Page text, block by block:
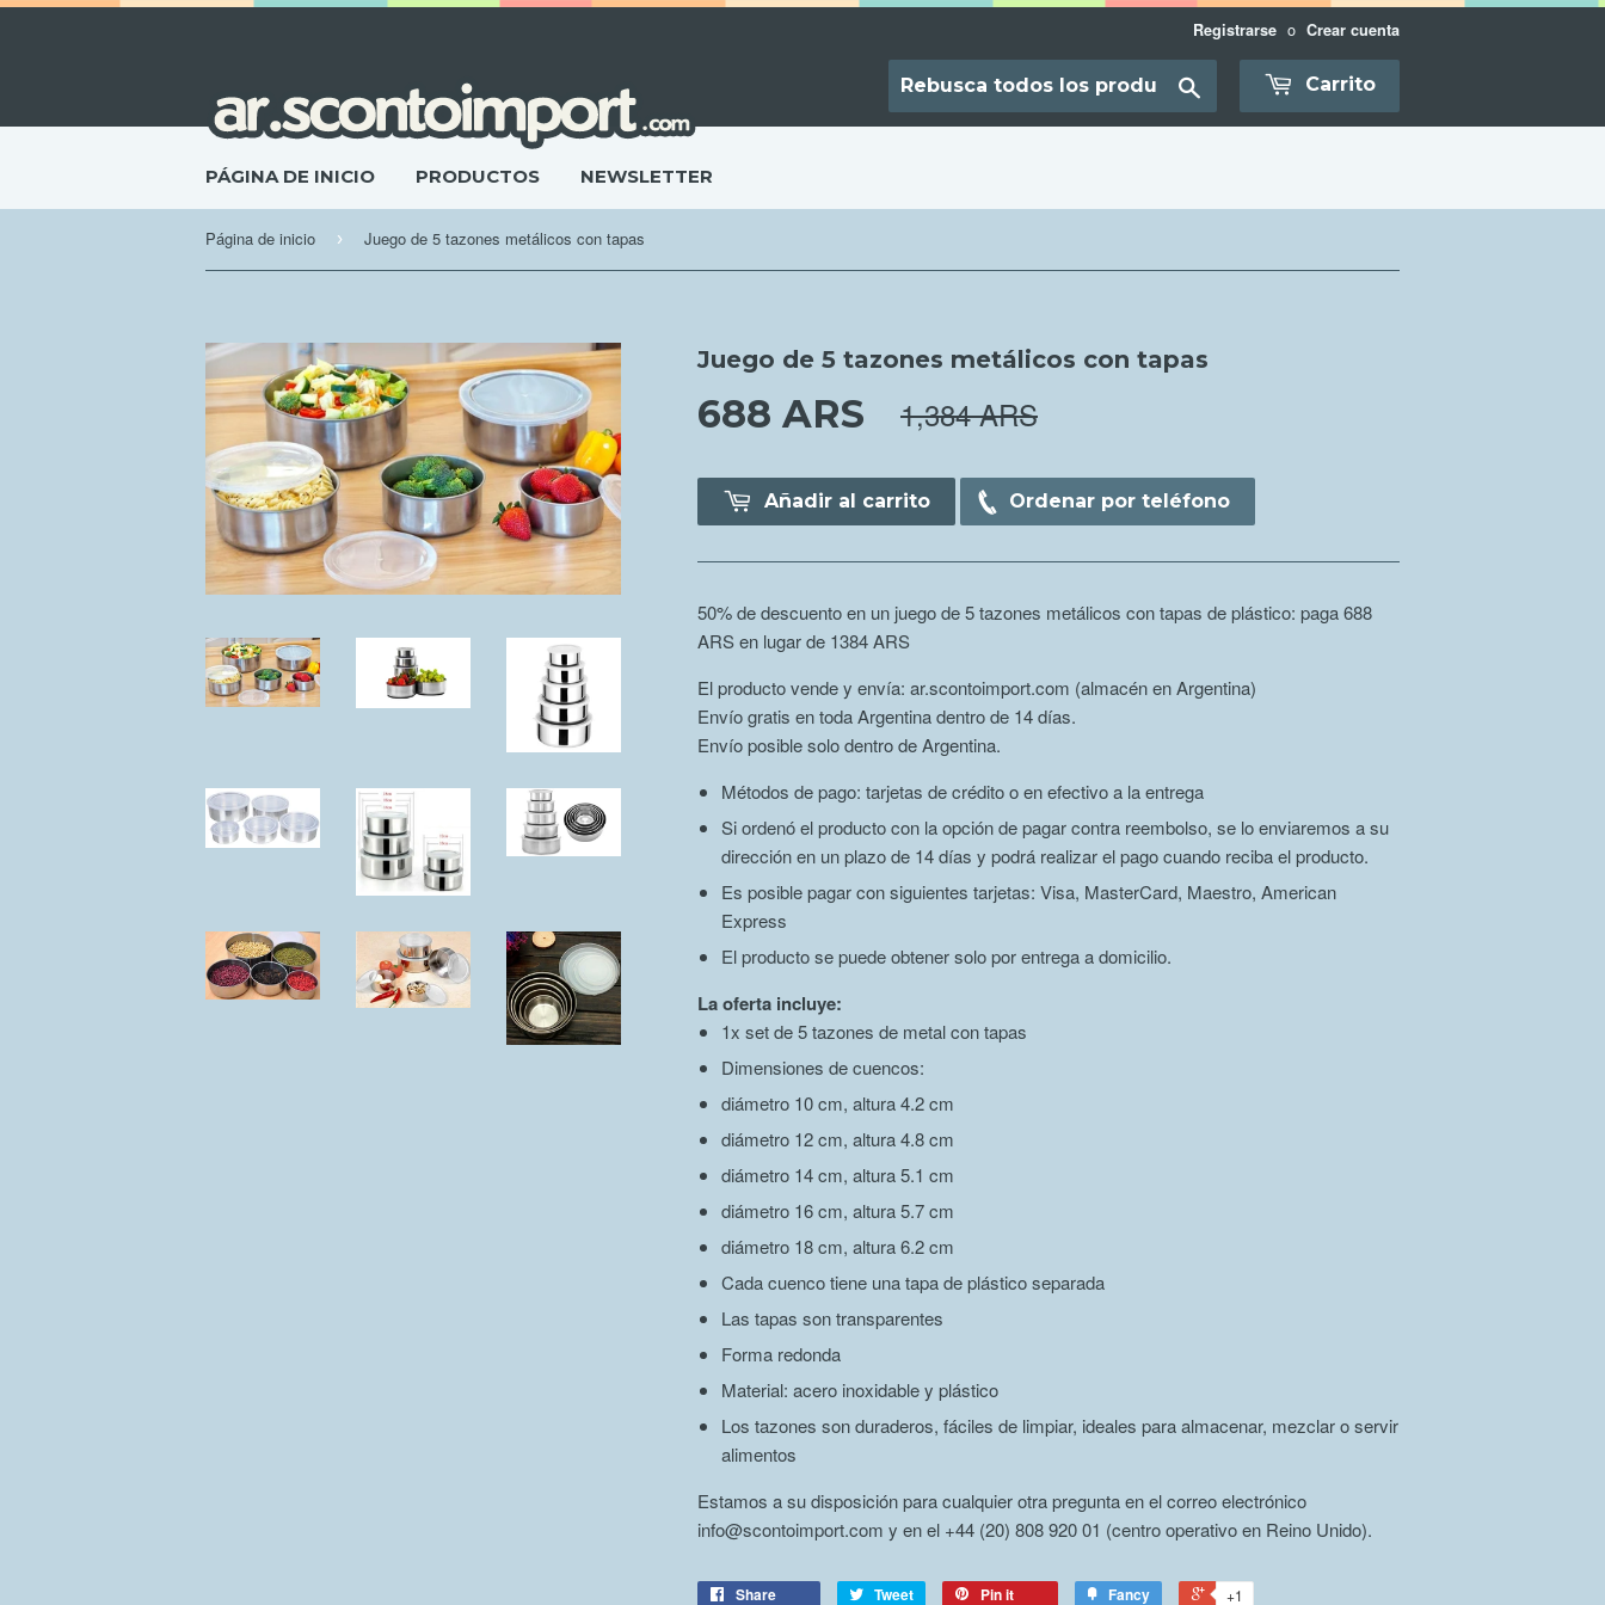
Registrarse o Crear cuenta
Translation
missing:
Carrito
PÁGINA DE INICIO PRODUCTOS NEWSLETTER
Página de inicio › Juego de 5 tazones metálicos con tapas
Juego de 5 tazones metálicos con tapas
688 ARS 688.00 ARS
1,384 ARS
Añadir al carrito Ordenar por teléfono
50% de descuento en un juego de 5 tazones metálicos con tapas de plástico: paga 688
ARS en lugar de 1384ARS
El producto vende y envía: ar.scontoimport.com (almacén en Argentina)
Envío gratis en toda Argentina dentro de 14 días.
Envío posible solo dentro de Argentina.
Métodos de pago: tarjetas de crédito o en efectivo a la entrega
Si ordenó el producto con la opción de pagar contra reembolso, se lo enviaremos a su
dirección en un plazo de 14 días y podrá realizar el pago cuando reciba el producto.
Es posible pagar con siguientes tarjetas: Visa, MasterCard, Maestro, American
Express
El producto se puede obtener solo por entrega a domicilio.
La oferta incluye:
1x set de 5 tazones de metal con tapas
Dimensiones de cuencos:
diámetro 10 cm, altura 4.2 cm
diámetro 12 cm, altura 4.8 cm
diámetro 14 cm, altura 5.1 cm
diámetro 16 cm, altura 5.7 cm
diámetro 18 cm, altura 6.2 cm
Cada cuenco tiene una tapa de plástico separada
Las tapas son transparentes
Forma redonda
Material: acero inoxidable y plástico
Los tazones son duraderos, fáciles de limpiar, ideales para almacenar, mezclar o servir
alimentos
Estamos a su disposición para cualquier otra pregunta en el correo electrónico
info@scontoimport.com y en el +44 (20) 808 920 01 (centro operativo en Reino Unido).
Share Tweet Pin it Fancy +1